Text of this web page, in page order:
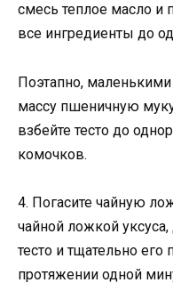
смесь теплое масло и
все ингредиенты до
Поэтапно,
массу пшеничную
взбейте тесто до
комочков.
4. Погасите чайную
чайной ложкой
тесто и тщательно
протяжении одной